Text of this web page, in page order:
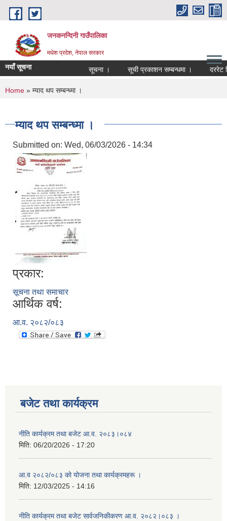
Skip to main content
जनकनन्दिनी गाउँपालिका
मधेश प्रदेश, नेपाल सरकार
नयाँ सूचना सूचना । सूची प्रकाशन सम्बन्धमा । दररेट
You are here
Home » म्याद थप सम्बन्ध्मा ।
म्याद थप सम्बन्ध्मा ।
Submitted on: Wed, 06/03/2026 - 14:34
प्रकार:
सूचना तथा समाचार
आर्थिक वर्ष:
आ.व. २०८२/०८३
बजेट तथा कार्यक्रम
नीति कार्यक्रम तथा बजेट आ.व. २०८३।०८४
मिति: 06/20/2026 - 17:20
आ.व २०८२/०८३ को योजना तथा कार्यक्रमहरू ।
मिति: 12/03/2025 - 14:16
नीति कार्यक्रम तथा बजेट सार्वजनिकीकरण आ.व. २०८२।०८३ ।